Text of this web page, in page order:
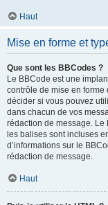
Haut
Mise en forme et
Que sont les BBCodes ?
Le BBCode est une
contrôle de mise en forme
décider si vous pouvez
dans chacun de vos
rédaction de message. Le
les balises sont incluses
d’informations sur le
rédaction de message.
Haut